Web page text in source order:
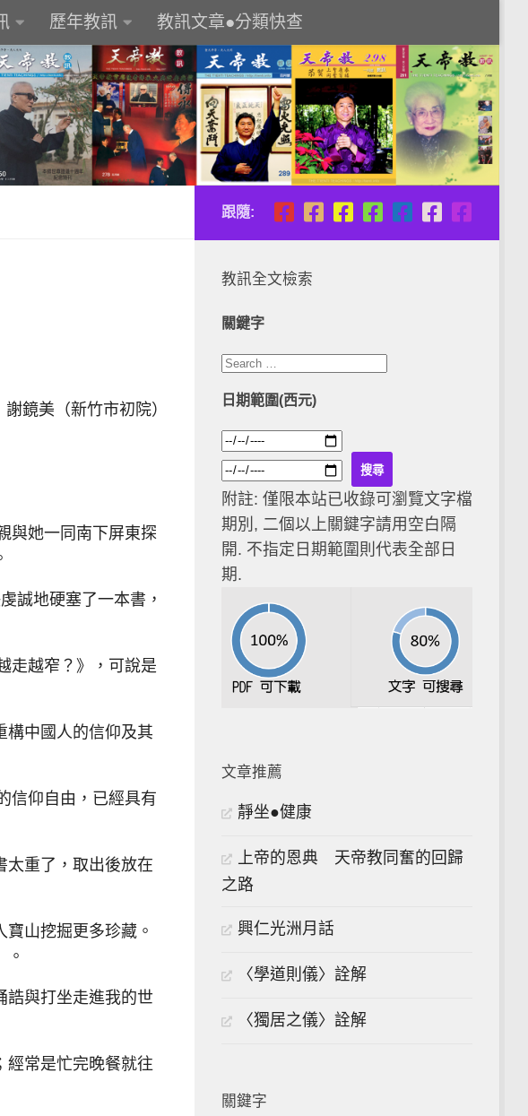
歷年教訊 教訊文章●分類快查
鏡美（新竹市初院）
與她一同南下屏東探
誠地硬塞了一本書，
越窄？》，可說是
中國人的信仰及其
仰自由，已經具有
重了，取出後放在
山挖掘更多珍藏。
與打坐走進我的世
常是忙完晚餐就往
跟隨:
教訊全文檢索
關鍵字
日期範圍(西元)
附註: 僅限本站已收錄可瀏覽文字檔
期別, 二個以上關鍵字請用空白隔
開. 不指定日期範圍則代表全部日
期.
文章推薦
靜坐●健康
上帝的恩典 天帝教同奮的回歸
之路
興仁光洲月話
〈學道則儀〉詮解
〈獨居之儀〉詮解
關鍵字